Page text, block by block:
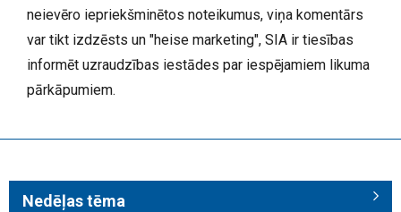
neievēro iepriekšminētos noteikumus, viņa komentārs
var tikt izdzēsts un "heise marketing", SIA ir tiesības
informēt uzraudzības iestādes par iespējamiem likuma
pārkāpumiem.
Nedēļas tēma